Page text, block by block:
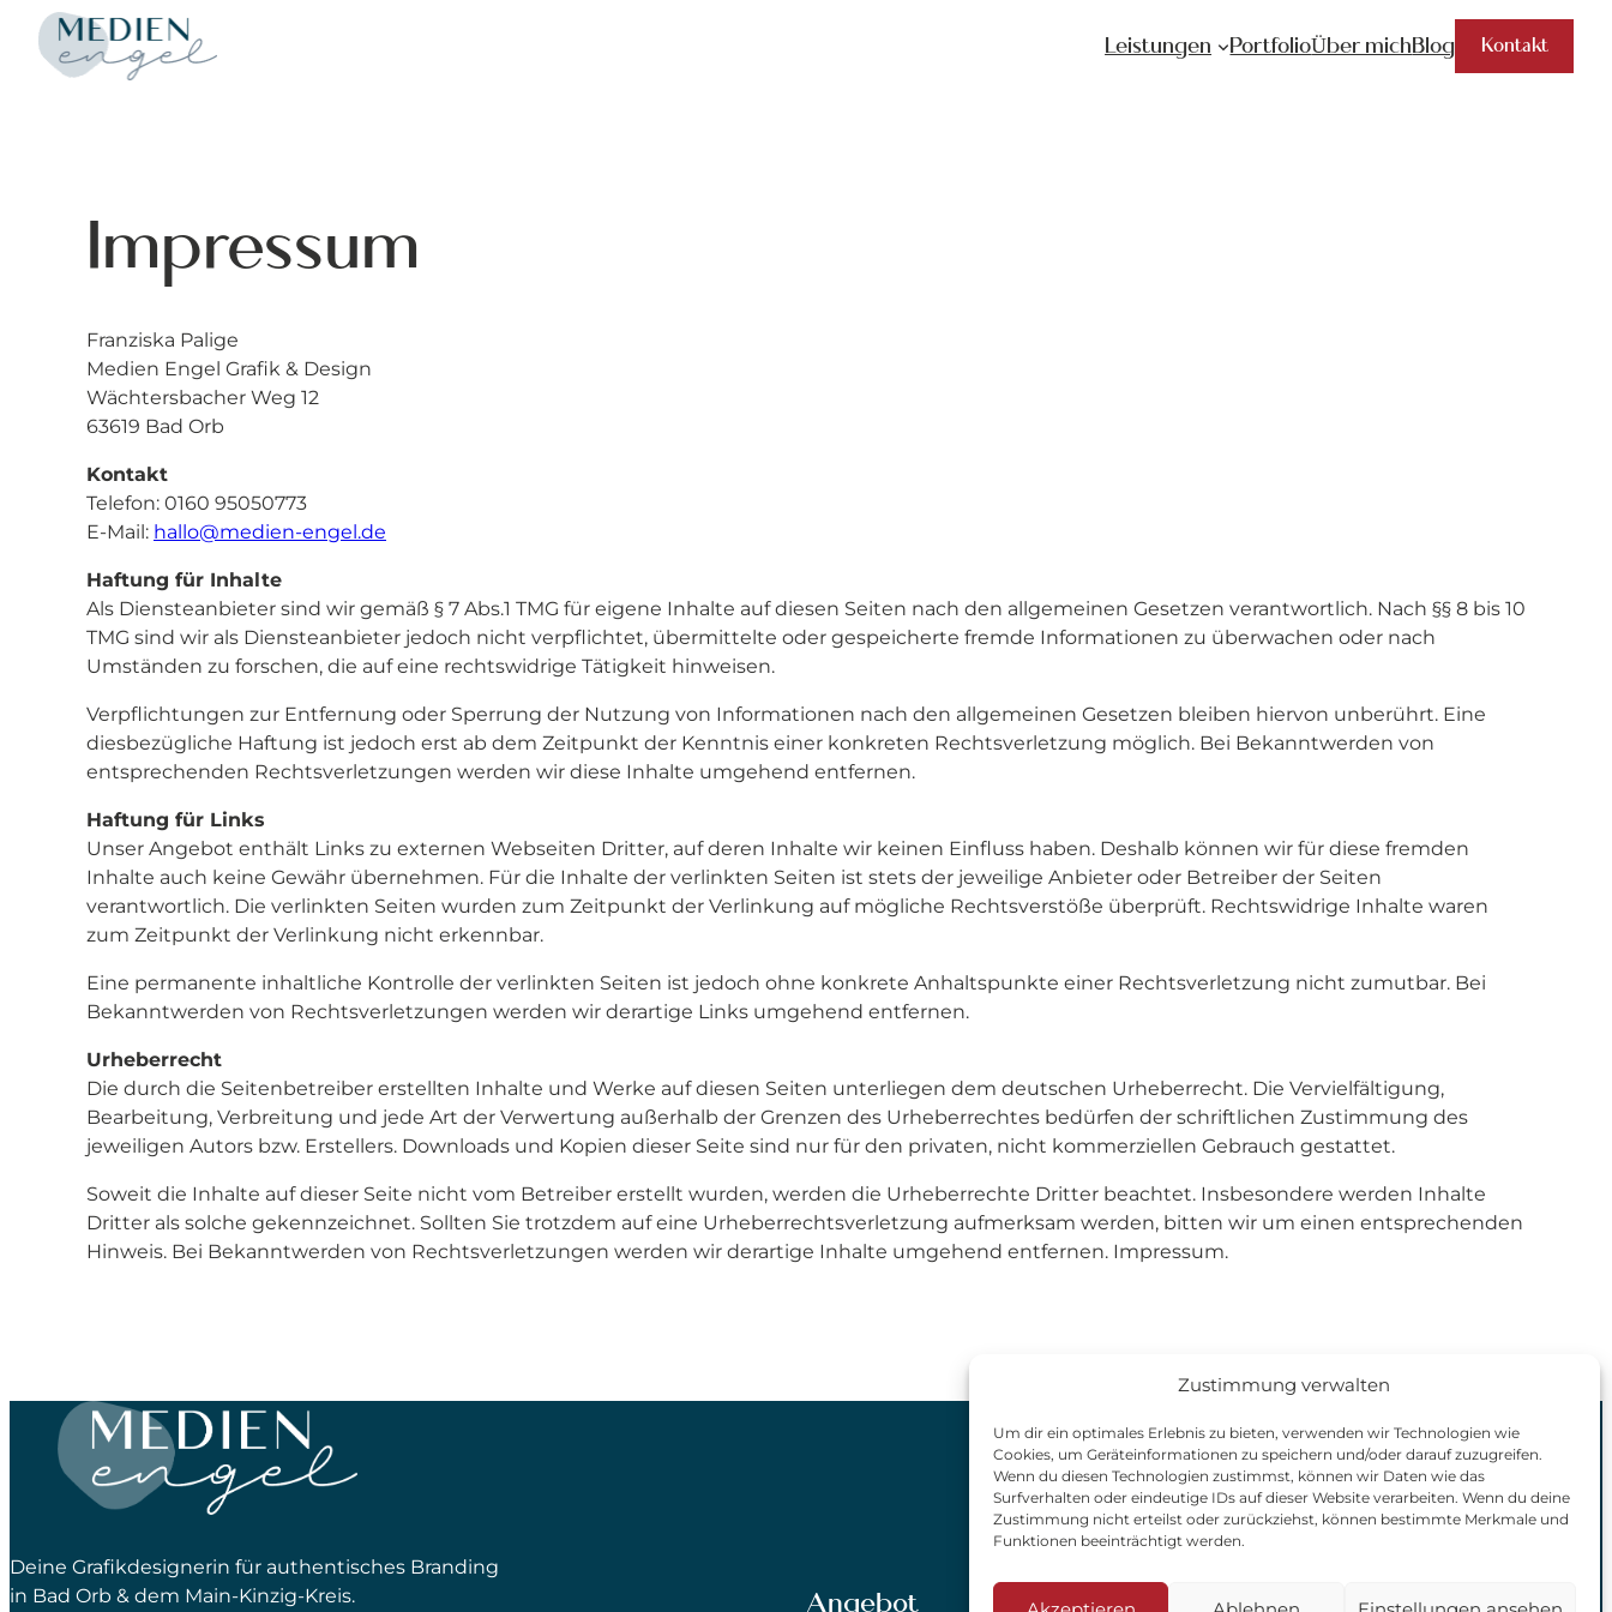
Zustimmung verwalten
Um dir ein optimales Erlebnis zu bieten, verwenden wir Technologien wie
Cookies, um Geräteinformationen zu speichern und/oder darauf zuzugreifen.
Wenn du diesen Technologien zustimmst, können wir Daten wie das
Surfverhalten oder eindeutige IDs auf dieser Website verarbeiten. Wenn du deine
Zustimmung nicht erteilst oder zurückziehst, können bestimmte Merkmale und
Funktionen beeinträchtigt werden.
Zum
Inhalt
springen
Leistungen PortfolioÜber michBlog Kontakt
Impressum
Franziska Palige
Medien Engel Grafik & Design
Wächtersbacher Weg 12
63619 Bad Orb
Kontakt
Telefon: 0160 95050773
E-Mail: hallo@medien-engel.de
Haftung für Inhalte
Als Diensteanbieter sind wir gemäß § 7 Abs.1 TMG für eigene Inhalte auf diesen Seiten nach den allgemeinen Gesetzen verantwortlich. Nach §§ 8 bis 10
TMG sind wir als Diensteanbieter jedoch nicht verpflichtet, übermittelte oder gespeicherte fremde Informationen zu überwachen oder nach
Umständen zu forschen, die auf eine rechtswidrige Tätigkeit hinweisen.
Verpflichtungen zur Entfernung oder Sperrung der Nutzung von Informationen nach den allgemeinen Gesetzen bleiben hiervon unberührt. Eine
diesbezügliche Haftung ist jedoch erst ab dem Zeitpunkt der Kenntnis einer konkreten Rechtsverletzung möglich. Bei Bekanntwerden von
entsprechenden Rechtsverletzungen werden wir diese Inhalte umgehend entfernen.
Haftung für Links
Unser Angebot enthält Links zu externen Webseiten Dritter, auf deren Inhalte wir keinen Einfluss haben. Deshalb können wir für diese fremden
Inhalte auch keine Gewähr übernehmen. Für die Inhalte der verlinkten Seiten ist stets der jeweilige Anbieter oder Betreiber der Seiten
verantwortlich. Die verlinkten Seiten wurden zum Zeitpunkt der Verlinkung auf mögliche Rechtsverstöße überprüft. Rechtswidrige Inhalte waren
zum Zeitpunkt der Verlinkung nicht erkennbar.
Eine permanente inhaltliche Kontrolle der verlinkten Seiten ist jedoch ohne konkrete Anhaltspunkte einer Rechtsverletzung nicht zumutbar. Bei
Bekanntwerden von Rechtsverletzungen werden wir derartige Links umgehend entfernen.
Urheberrecht
Die durch die Seitenbetreiber erstellten Inhalte und Werke auf diesen Seiten unterliegen dem deutschen Urheberrecht. Die Vervielfältigung,
Bearbeitung, Verbreitung und jede Art der Verwertung außerhalb der Grenzen des Urheberrechtes bedürfen der schriftlichen Zustimmung des
jeweiligen Autors bzw. Erstellers. Downloads und Kopien dieser Seite sind nur für den privaten, nicht kommerziellen Gebrauch gestattet.
Soweit die Inhalte auf dieser Seite nicht vom Betreiber erstellt wurden, werden die Urheberrechte Dritter beachtet. Insbesondere werden Inhalte
Dritter als solche gekennzeichnet. Sollten Sie trotzdem auf eine Urheberrechtsverletzung aufmerksam werden, bitten wir um einen entsprechenden
Hinweis. Bei Bekanntwerden von Rechtsverletzungen werden wir derartige Inhalte umgehend entfernen. Impressum.
Deine Grafikdesignerin für authentisches Branding
in Bad Orb & dem Main-Kinzig-Kreis.
Angebot Seiten